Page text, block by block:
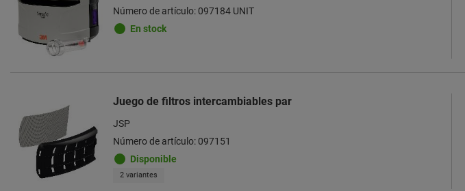
Número de artículo: 097184 UNIT
En stock
Juego de filtros intercambiables par
JSP
Número de artículo: 097151
Disponible
2 variantes